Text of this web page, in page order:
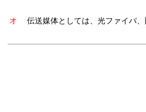
オ 伝送媒体としては、光ファイバ